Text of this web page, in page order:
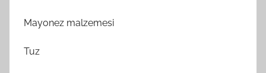
Mayonez malzemesi
Tuz